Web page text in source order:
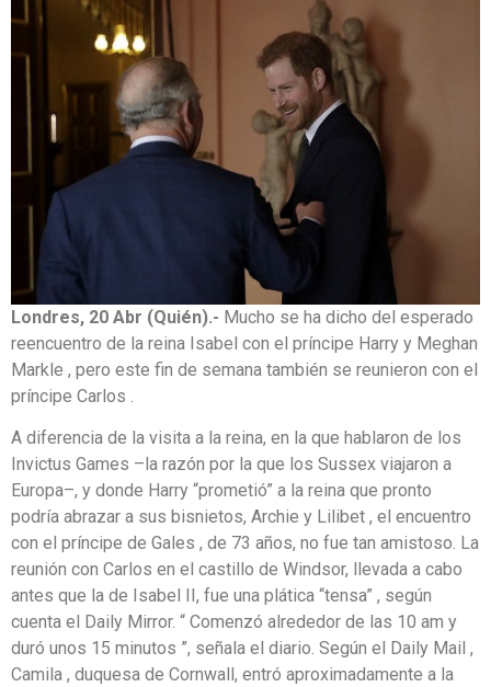
Londres, 20 Abr (Quién).- Mucho se ha dicho del esperado
reencuentro de la reina Isabel con el príncipe Harry y Meghan
Markle , pero este fin de semana también se reunieron con el
príncipe Carlos .
A diferencia de la visita a la reina, en la que hablaron de los
Invictus Games –la razón por la que los Sussex viajaron a
Europa–, y donde Harry “prometió” a la reina que pronto
podría abrazar a sus bisnietos, Archie y Lilibet , el encuentro
con el príncipe de Gales , de 73 años, no fue tan amistoso. La
reunión con Carlos en el castillo de Windsor, llevada a cabo
antes que la de Isabel II, fue una plática “tensa” , según
cuenta el Daily Mirror. “ Comenzó alrededor de las 10 am y
duró unos 15 minutos ”, señala el diario. Según el Daily Mail ,
Camila , duquesa de Cornwall, entró aproximadamente a la